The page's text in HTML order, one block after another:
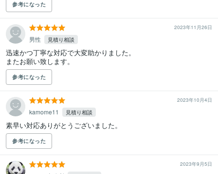
参考になった
2023年11月26日
男性 見積り相談
迅速かつ丁寧な対応で大変助かりました。
またお願い致します。
参考になった
2023年10月4日
kamome11 見積り相談
素早い対応ありがとうございました。
参考になった
2023年9月5日